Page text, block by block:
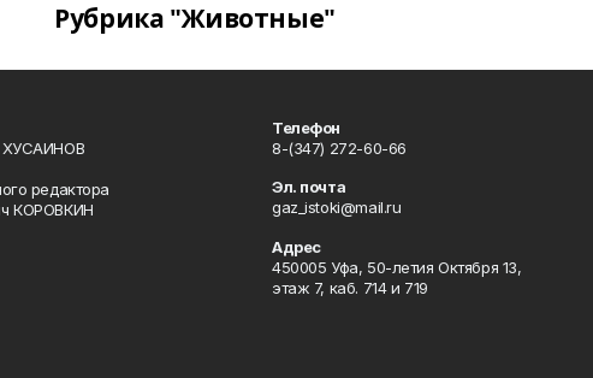
Рубрика "Животные"
ХУСАИНОВ
редактора
КОРОВКИН
Телефон
8-(347) 272-60-66
Эл. почта
gaz_istoki@mail.ru
Адрес
450005 Уфа, 50-летия Октября 13,
этаж 7, каб. 714 и 719